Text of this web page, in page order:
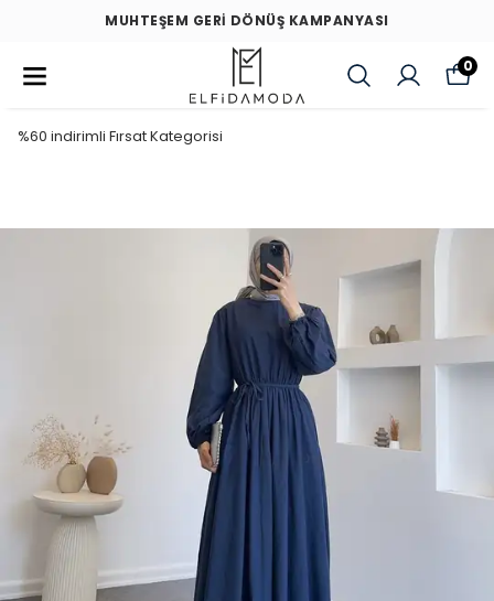
MUHTEŞEM GERİ DÖNÜŞ KAMPANYASI
0
%60 indirimli Fırsat Kategorisi